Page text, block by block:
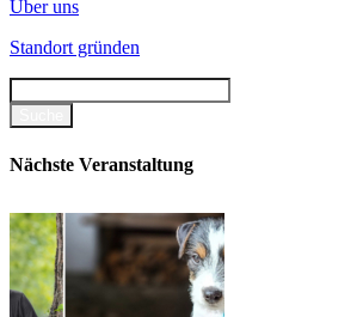
Über uns
Standort gründen
Nächste Veranstaltung